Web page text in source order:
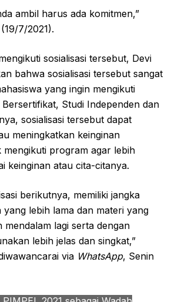
ambil harus ada komitmen,”
7/2021).
sosialisasi tersebut, Devi
bahwa sosialisasi tersebut sangat
yang ingin mengikuti
Studi Independen dan
sosialisasi tersebut dapat
meningkatkan keinginan
mengikuti program agar lebih
keinginan atau cita-citanya.
berikutnya, memiliki jangka
yang lebih lama dan materi yang
mendalam lagi serta dengan
lebih jelas dan singkat,”
via WhatsApp, Senin